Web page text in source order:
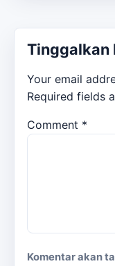
Tinggalkan
Your email
Required fields
Comment *
Komentar akan